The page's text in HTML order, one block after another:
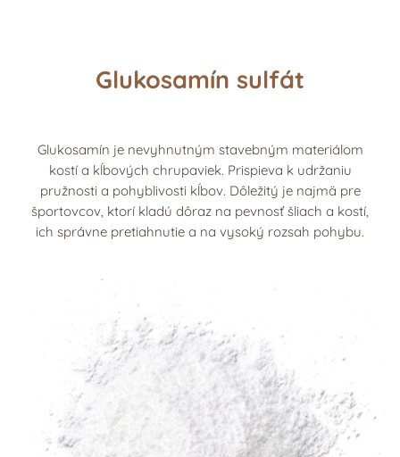
Glukosamín sulfát
Glukosamín je nevyhnutným stavebným materiálom
kostí a kĺbových chrupaviek. Prispieva k udržaniu
pružnosti a pohyblivosti kĺbov. Dôležitý je najmä pre
športovcov, ktorí kladú dôraz na pevnosť šliach a kostí,
ich správne pretiahnutie a na vysoký rozsah pohybu.